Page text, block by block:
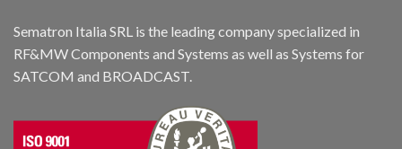
Sematron Italia SRL is the leading company specialized in
RF&MW Components and Systems as well as Systems for
SATCOM and BROADCAST.